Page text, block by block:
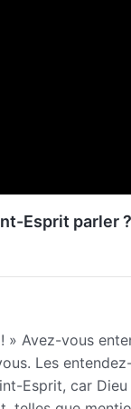
Esprit parler
» Avez-vous
Les
Esprit, car